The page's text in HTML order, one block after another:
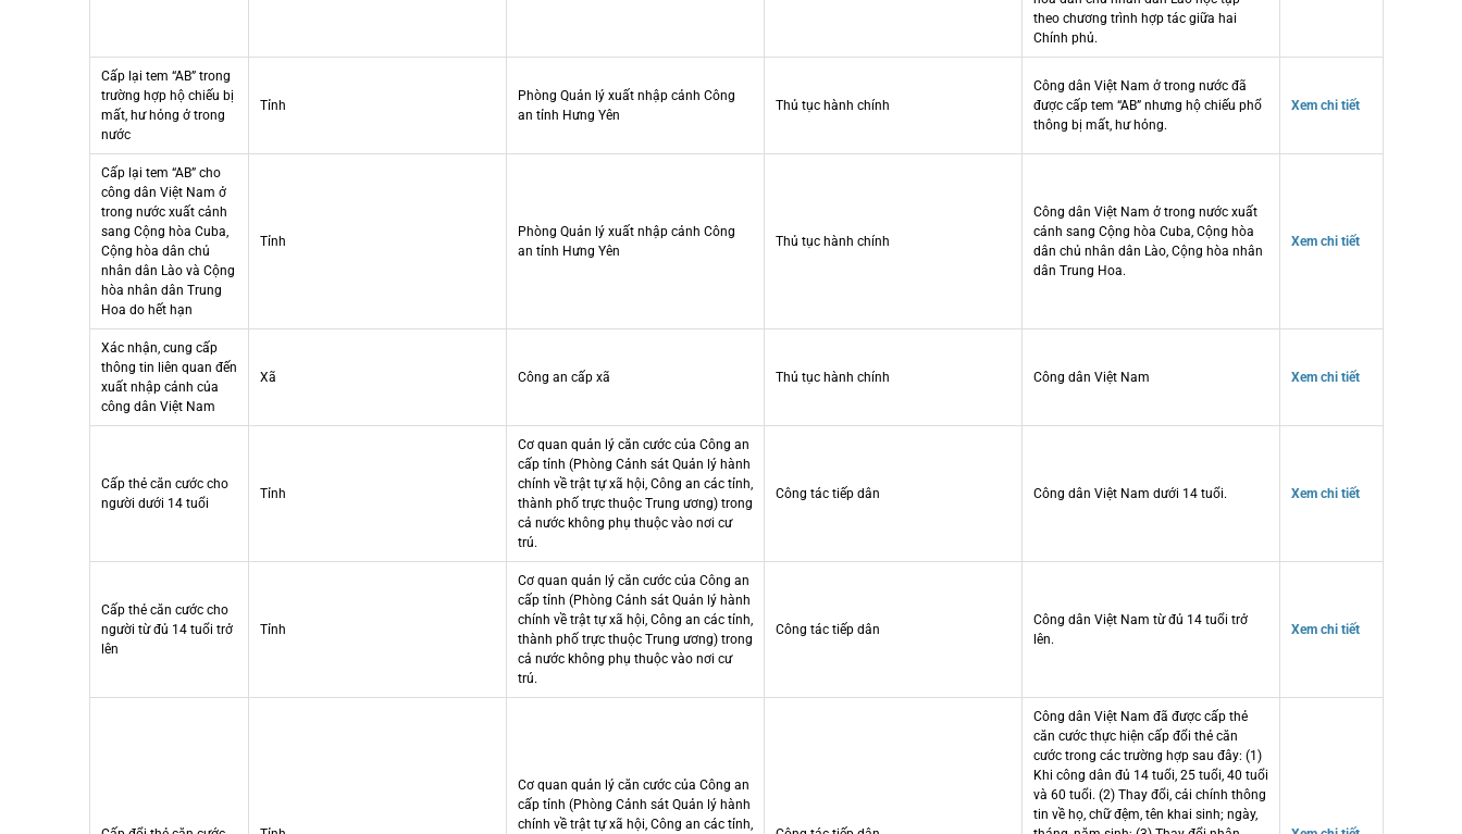
theo chương trình hợp tác giữa hai
Chính phủ.
Cấp lại tem “AB” trong
trường hợp hộ chiếu bị
mất, hư hỏng ở trong
nước
Tỉnh
Phòng Quản lý xuất nhập cảnh Công
an tỉnh Hưng Yên
Thủ tục hành chính
Công dân Việt Nam ở trong nước đã
được cấp tem “AB” nhưng hộ chiếu phổ
thông bị mất, hư hỏng.
Xem chi tiết
Cấp lại tem “AB” cho
công dân Việt Nam ở
trong nước xuất cảnh
sang Cộng hòa Cuba,
Cộng hòa dân chủ
nhân dân Lào và Cộng
hòa nhân dân Trung
Hoa do hết hạn
Tỉnh
Phòng Quản lý xuất nhập cảnh Công
an tỉnh Hưng Yên
Thủ tục hành chính
Công dân Việt Nam ở trong nước xuất
cảnh sang Cộng hòa Cuba, Cộng hòa
dân chủ nhân dân Lào, Cộng hòa nhân
dân Trung Hoa.
Xem chi tiết
Xác nhận, cung cấp
thông tin liên quan đến
xuất nhập cảnh của
công dân Việt Nam
Xã Công an cấp xã Thủ tục hành chính Công dân Việt Nam Xem chi tiết
Cấp thẻ căn cước cho
người dưới 14 tuổi
Tỉnh
Cơ quan quản lý căn cước của Công an
cấp tỉnh (Phòng Cảnh sát Quản lý hành
chính về trật tự xã hội, Công an các tỉnh,
thành phố trực thuộc Trung ương) trong
cả nước không phụ thuộc vào nơi cư
trú.
Công tác tiếp dân Công dân Việt Nam dưới 14 tuổi. Xem chi tiết
Cấp thẻ căn cước cho
người từ đủ 14 tuổi trở
lên
Tỉnh
Cơ quan quản lý căn cước của Công an
cấp tỉnh (Phòng Cảnh sát Quản lý hành
chính về trật tự xã hội, Công an các tỉnh,
thành phố trực thuộc Trung ương) trong
cả nước không phụ thuộc vào nơi cư
trú.
Công tác tiếp dân
Công dân Việt Nam từ đủ 14 tuổi trở
lên.
Xem chi tiết
Cơ quan quản lý căn cước của Công an
cấp tỉnh (Phòng Cảnh sát Quản lý hành
chính về trật tự xã hội, Công an các tỉnh,
Công dân Việt Nam đã được cấp thẻ
căn cước thực hiện cấp đổi thẻ căn
cước trong các trường hợp sau đây: (1)
Khi công dân đủ 14 tuổi, 25 tuổi, 40 tuổi
và 60 tuổi. (2) Thay đổi, cải chính thông
tin về họ, chữ đệm, tên khai sinh; ngày,